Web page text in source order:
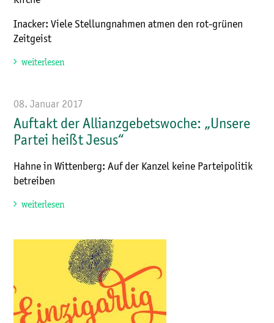
Inacker: Viele Stellungnahmen atmen den rot-grünen
Zeitgeist
weiterlesen
08. Januar 2017
Auftakt der Allianzgebetswoche: „Unsere
Partei heißt Jesus“
Hahne in Wittenberg: Auf der Kanzel keine Parteipolitik
betreiben
weiterlesen